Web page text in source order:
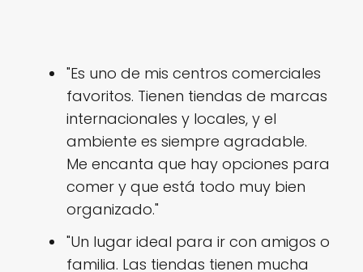
"Es uno de mis centros comerciales
favoritos. Tienen tiendas de marcas
internacionales y locales, y el
ambiente es siempre agradable.
Me encanta que hay opciones para
comer y que está todo muy bien
organizado."
"Un lugar ideal para ir con amigos o
familia. Las tiendas tienen mucha